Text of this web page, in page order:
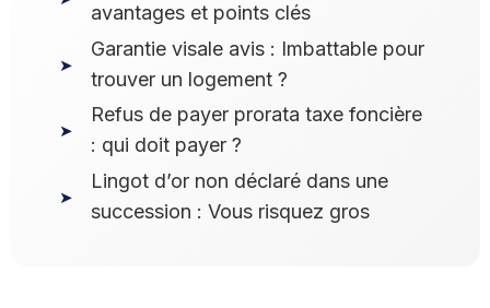
avantages et points clés
Garantie visale avis : Imbattable pour
trouver un logement ?
Refus de payer prorata taxe foncière
: qui doit payer ?
Lingot d’or non déclaré dans une
succession : Vous risquez gros